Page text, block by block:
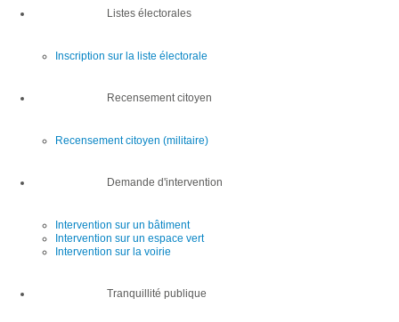
Listes électorales
Inscription sur la liste électorale
Recensement citoyen
Recensement citoyen (militaire)
Demande d'intervention
Intervention sur un bâtiment
Intervention sur un espace vert
Intervention sur la voirie
Tranquillité publique